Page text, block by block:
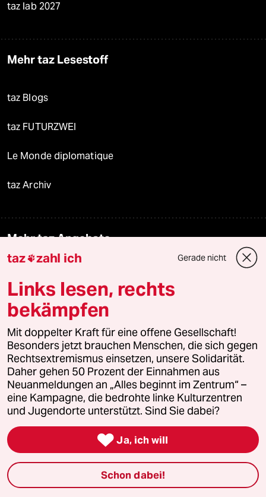
taz lab 2027
Mehr taz Lesestoff
taz Blogs
taz FUTURZWEI
Le Monde diplomatique
taz Archiv
Mehr taz Angebote
Kantine
Shop
Anzeigen
Fragen & Hilfe
Feedback
Aboservice
taz zahl ich Gerade nicht
Links lesen, rechts
bekämpfen
Mit doppelter Kraft für eine offene Gesellschaft!
Besonders jetzt brauchen Menschen, die sich gegen
Rechtsextremismus einsetzen, unsere Solidarität.
Daher gehen 50 Prozent der Einnahmen aus
Neuanmeldungen an „Alles beginnt im Zentrum“ –
eine Kampagne, die bedrohte linke Kulturzentren
und Jugendorte unterstützt. Sind Sie dabei?
 Ja, ich will
Schon dabei!